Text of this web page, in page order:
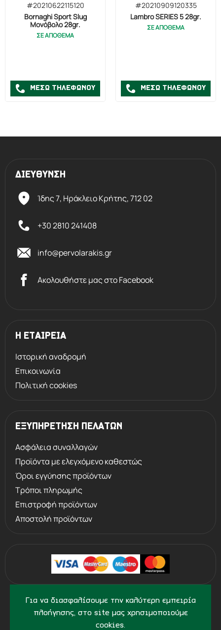
Για να διασφαλίσουμε την καλύτερη εμπειρία
πλοήγησης, στο site μας χρησιμοποιούμε
cookies.
#20210622115120
Bornaghi Sport Slug
Μονόβολο 28gr.
ΣΕ ΑΠΟΘΕΜΑ
ΜΕΣΩ ΤΗΛΕΦΩΝΟΥ
#20210909120335
Lambro SERIES 5 28gr.
ΣΕ ΑΠΟΘΕΜΑ
ΜΕΣΩ ΤΗΛΕΦΩΝΟΥ
ΔΙΕΥΘΥΝΣΗ
Ίδης 7, Ηράκλειο Kρήτης,712 02
+30 2810 241408
info@pervolarakis.gr
Ακολουθήστε μας στο Facebook
Η ΕΤΑΙΡΕΙΑ
Ιστορική αναδρομή
Επικοινωνία
Πολιτική cookies
ΕΞΥΠΗΡΕΤΗΣΗ ΠΕΛΑΤΩΝ
Ασφάλεια συναλλαγών
Προϊόντα με ελεγχόμενο καθεστώς
Όροι εγγύησης προϊόντων
Τρόποι πληρωμής
Επιστροφή προϊόντων
Αποστολή προϊόντων
© 2013 - 2026 PERVOLARAKIS.GR